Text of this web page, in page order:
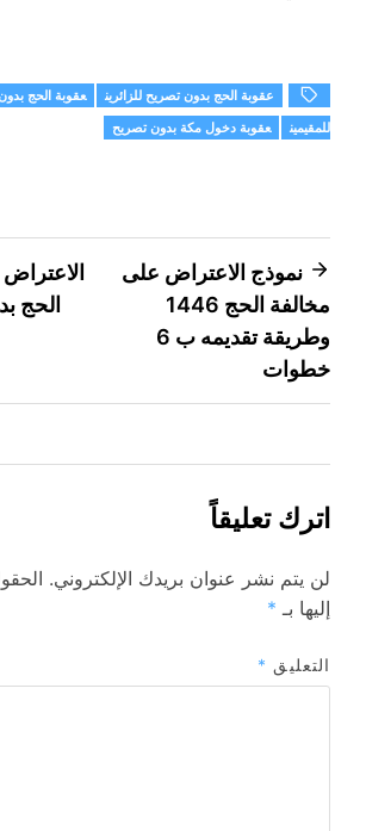
عقوبة الحج بدون تصريح للزائرين
عقوبة الحج
للمقيمين
عقوبة دخول مكة بدون تصريح
تصفّح
المقالات
نموذج الاعتراض على
مخالفة الحج 1446
وطريقة تقديمه ب 6
خطوات
اترك تعليقاً
لن يتم نشر عنوان بريدك الإلكتروني.
إليها بـ *
التعليق *